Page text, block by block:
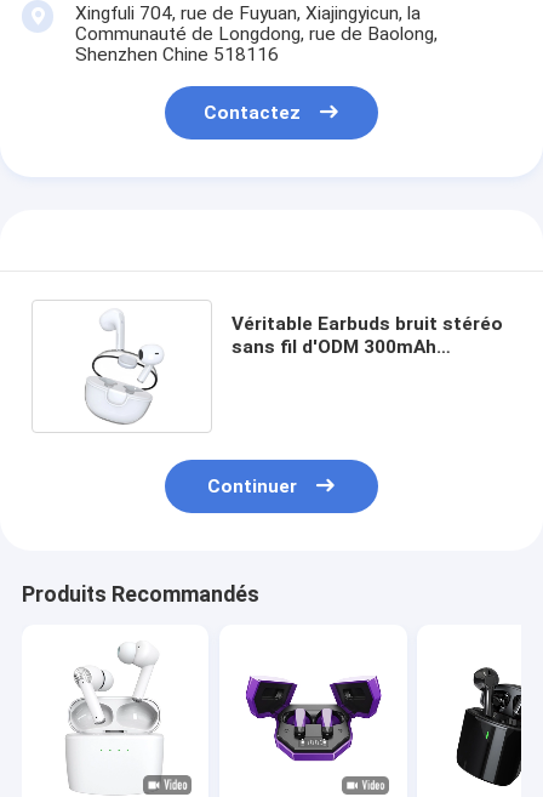
Xingfuli 704, rue de Fuyuan, Xiajingyicun, la
Communauté de Longdong, rue de Baolong,
Shenzhen Chine 518116
Contactez
Véritable Earbuds bruit stéréo
sans fil d'ODM 300mAh
Continuer
Produits Recommandés